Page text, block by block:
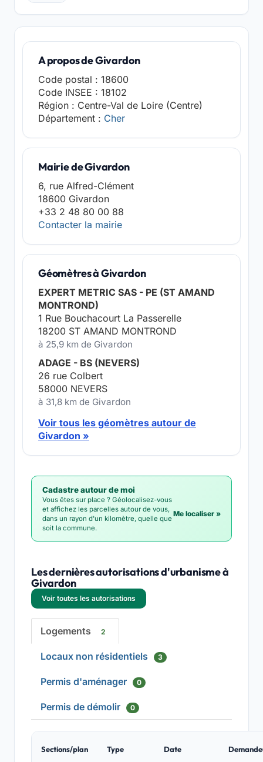
A propos de Givardon
Code postal : 18600
Code INSEE : 18102
Région : Centre-Val de Loire (Centre)
Département : Cher
Mairie de Givardon
6, rue Alfred-Clément
18600 Givardon
+33 2 48 80 00 88
Contacter la mairie
Géomètres à Givardon
EXPERT METRIC SAS - PE (ST AMAND
MONTROND)
1 Rue Bouchacourt La Passerelle
18200 ST AMAND MONTROND
à 25,9 km de Givardon
ADAGE - BS (NEVERS)
26 rue Colbert
58000 NEVERS
à 31,8 km de Givardon
Voir tous les géomètres autour de
Givardon »
Cadastre autour de moi
Vous êtes sur place ? Géolocalisez-vous
et affichez les parcelles autour de vous,
dans un rayon d'un kilomètre, quelle que
soit la commune.
Me localiser »
Les dernières autorisations d'urbanisme à
Givardon
Voir toutes les autorisations
Logements 2
Locaux non résidentiels 3
Permis d'aménager 0
Permis de démolir 0
Sections/plan Type Date